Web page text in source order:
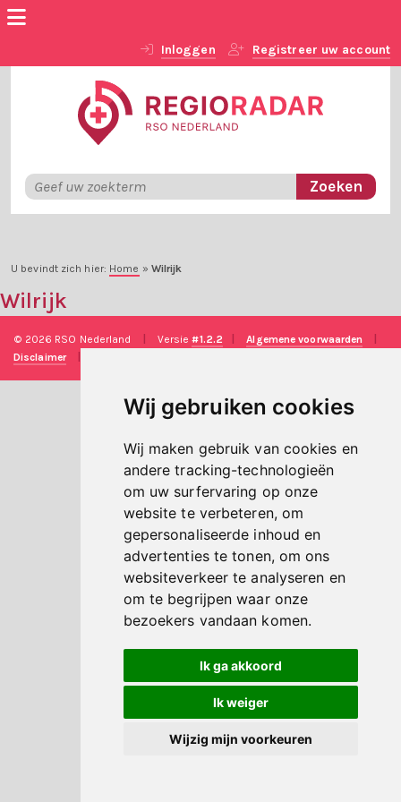
Wij gebruiken cookies
Wij maken gebruik van cookies en
andere tracking-technologieën
om uw surfervaring op onze
website te verbeteren, om
gepersonaliseerde inhoud en
advertenties te tonen, om ons
websiteverkeer te analyseren en
om te begrijpen waar onze
bezoekers vandaan komen.
Ik ga akkoord
Ik weiger
Wijzig mijn voorkeuren
Inloggen Registreer uw account
U bevindt zich hier: Home » Wilrijk
Wilrijk
© 2026 RSO Nederland Versie#1.2.2 Algemene voorwaarden
Disclaimer